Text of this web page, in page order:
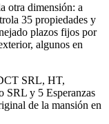
otra dimensión: a
35 propiedades y
plazos fijos por
algunos en
SRL, HT,
y 5 Esperanzas
de la mansión en